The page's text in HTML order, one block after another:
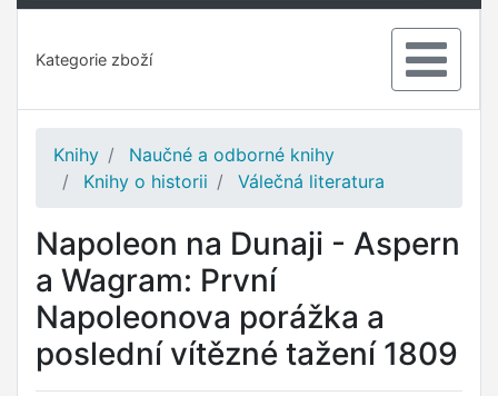
Kategorie zboží
Knihy
Naučné a odborné knihy
Knihy o historii
Válečná literatura
Napoleon na Dunaji - Aspern
a Wagram: První
Napoleonova porážka a
poslední vítězné tažení 1809